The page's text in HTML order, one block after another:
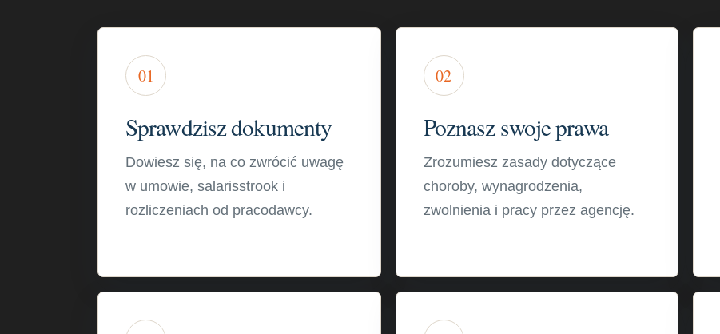
01
Sprawdzisz dokumenty
Dowiesz się, na co zwrócić uwagę
w umowie, salarisstrook i
rozliczeniach od pracodawcy.
02
Poznasz swoje prawa
Zrozumiesz zasady dotyczące
choroby, wynagrodzenia,
zwolnienia i pracy przez agencję.